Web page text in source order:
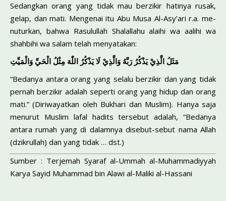
Sedangkan orang yang tidak mau berzikir hati­nya rusak,
gelap, dan mati. Mengenai itu Abu Musa Al-Asy’ari r.a. me­
nuturkan, bahwa Rasulullah Shalallahu alaihi wa aalihi wa
shahbihi wa salam telah menyatakan:
مَثَلُ الَّذِيْ يَذْكُرُ رَبَّهُ وَالَّذِيْ لَا يَذْكُرُ اللّٰهَ مِثْلُ الْحَيِّ وَالْمَيِّتِ
“Bedanya antara orang yang selalu berzikir dan yang tidak
pernah berzikir adalah seperti orang yang hidup dan orang
mati.” (Diriwa­yatkan oleh Bukhari dan Muslim). Hanya saja
menurut Muslim lafal hadits tersebut adalah, “Bedanya
antara rumah yang di dalam­nya disebut-sebut nama Allah
(dzikrullah) dan yang tidak … dst.)
Sumber : Terjemah Syaraf al-Ummah al-Muhammadiyyah
Karya Sayid Muhammad bin Alawi al-Maliki al-Hassani